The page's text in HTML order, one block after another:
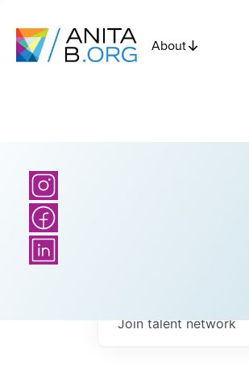
About
Join talent network